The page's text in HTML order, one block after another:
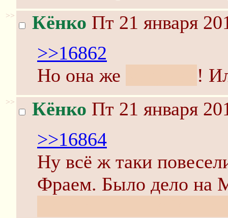
>> Кёнко Пт 21 января
>>16862
Но она же
!
>> Кёнко Пт 21 января
>>16864
Ну всё ж таки
Фраем. Было дело на